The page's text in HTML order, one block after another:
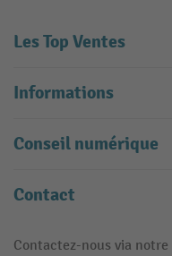
Les Top Ventes
Informations
Conseil numérique
Contact
Contactez-nous via notre